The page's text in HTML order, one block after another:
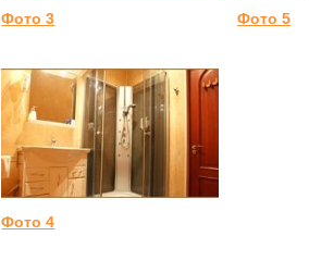
Фото 3 Фото 5
Фото 4